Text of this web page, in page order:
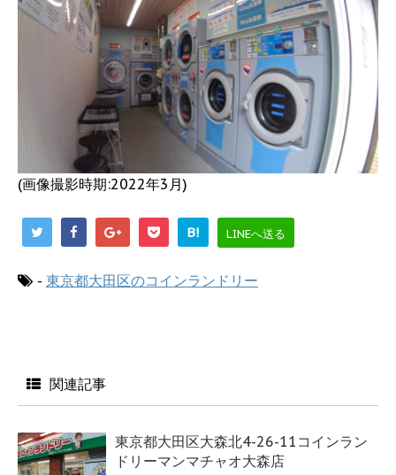
(画像撮影時期:2022年3月)
B! LINEへ送る
- 東京都大田区のコインランドリー
関連記事
東京都大田区大森北4-26-11コインラン
ドリーマンマチャオ大森店